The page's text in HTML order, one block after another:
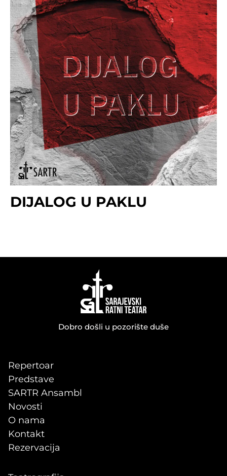
DIJALOG U PAKLU
Dobro došli u pozorište duše
Repertoar
Predstave
SARTR Ansambl
Novosti
O nama
Kontakt
Rezervacija